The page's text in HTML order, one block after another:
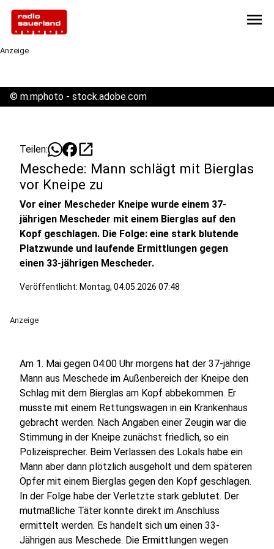
menu
Anzeige
© m.mphoto - stock.adobe.com
Teilen: open_in_new
Meschede: Mann schlägt mit Bierglas
vor Kneipe zu
Vor einer Mescheder Kneipe wurde einem 37-
jährigen Mescheder mit einem Bierglas auf den
Kopf geschlagen. Die Folge: eine stark blutende
Platzwunde und laufende Ermittlungen gegen
einen 33-jährigen Mescheder.
Veröffentlicht: Montag, 04.05.2026 07:48
Anzeige
Am 1. Mai gegen 04:00 Uhr morgens hat der 37-jährige
Mann aus Meschede im Außenbereich der Kneipe den
Schlag mit dem Bierglas am Kopf abbekommen. Er
musste mit einem Rettungswagen in ein Krankenhaus
gebracht werden. Nach Angaben einer Zeugin war die
Stimmung in der Kneipe zunächst friedlich, so ein
Polizeisprecher. Beim Verlassen des Lokals habe ein
Mann aber dann plötzlich ausgeholt und dem späteren
Opfer mit einem Bierglas gegen den Kopf geschlagen.
In der Folge habe der Verletzte stark geblutet. Der
mutmaßliche Täter konnte direkt im Anschluss
ermittelt werden. Es handelt sich um einen 33-
Jährigen aus Meschede. Die Ermittlungen wegen